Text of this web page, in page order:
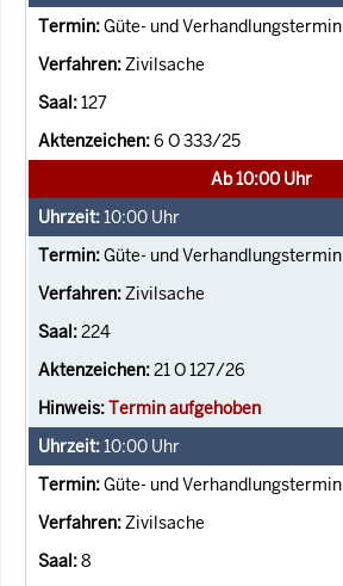
Güte- und Verhandlungstermin
Zivilsache
127
6 O 333/25
Ab 10:00 Uhr
10:00 Uhr
Güte- und Verhandlungstermin
Zivilsache
224
21 O 127/26
Termin aufgehoben
10:00 Uhr
Güte- und Verhandlungstermin
Zivilsache
8